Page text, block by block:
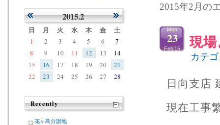
2015年2月の
現
Mon
23
Feb’15
カテ
日向支店
現在工事
2015.2
日 月 火 水 木 金 土
1 2 3 4 5 6
7
8
9 10 11 12 13
14
15
16 17 18 19 20
21
22
23 24 25 26 27 28
Recently
花ヶ島分譲地